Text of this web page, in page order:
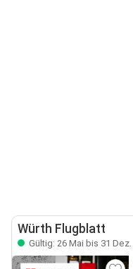
Würth Flugblatt
Gültig: 26 Mai bis 31 Dez.